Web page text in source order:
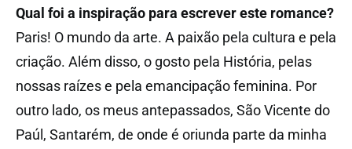
Qual foi a inspiração para escrever este romance?
Paris! O mundo da arte. A paixão pela cultura e pela
criação. Além disso, o gosto pela História, pelas
nossas raízes e pela emancipação feminina. Por
outro lado, os meus antepassados, São Vicente do
Paúl, Santarém, de onde é oriunda parte da minha